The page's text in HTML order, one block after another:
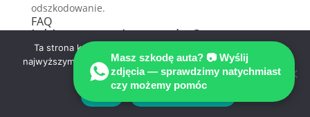
odszkodowanie.
FAQ
Jakie są terminy wypłat?
Ubezpieczyciel ma 30 dni na rozpatrzenie roszczenia
i wypłatę odszkodowania. Jeśli terminy nie zostaną
dotrzymane, mogą być naliczane odsetki.
Co zrobić w przypadku odmowy
Masz szkodę auta? 📷 Wyślij
zdjęcia — sprawdzimy natychmiast
czy możemy pomóc
Ta strona korzysta z ciasteczek aby świadczyć usługi na
najwyższym poziomie. Dalsze korzystanie ze strony oznacza,
że zgadzasz się na ich użycie.